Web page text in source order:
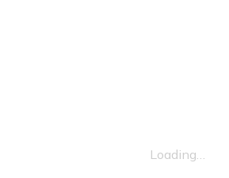
Loading…